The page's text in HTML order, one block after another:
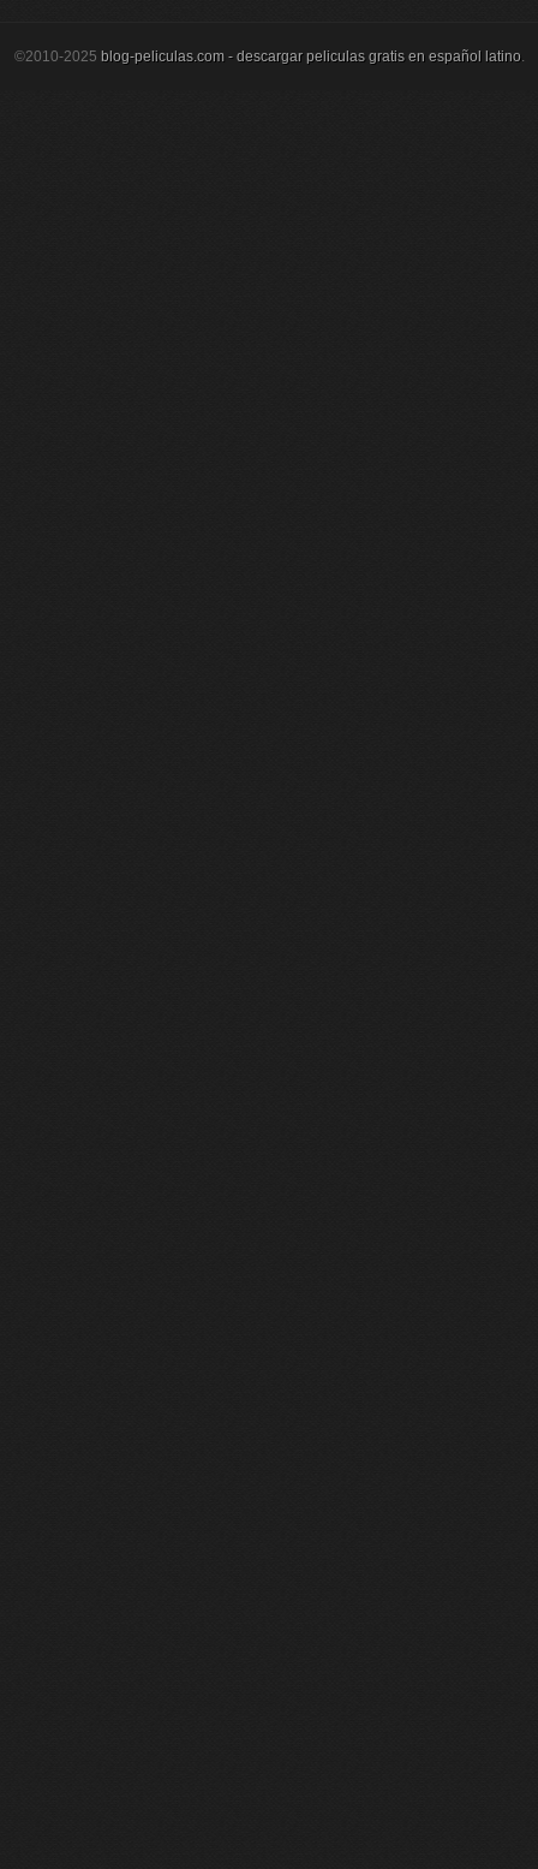
©2010-2025 blog-peliculas.com - descargar peliculas gratis en español latino.